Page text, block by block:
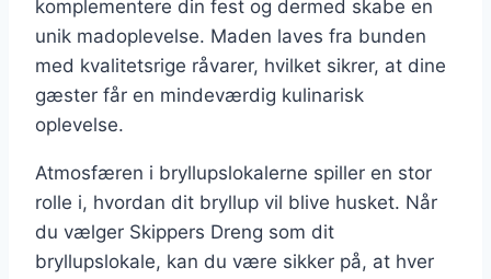
komplementere din fest og dermed skabe en
unik madoplevelse. Maden laves fra bunden
med kvalitetsrige råvarer, hvilket sikrer, at dine
gæster får en mindeværdig kulinarisk
oplevelse.
Atmosfæren i bryllupslokalerne spiller en stor
rolle i, hvordan dit bryllup vil blive husket. Når
du vælger Skippers Dreng som dit
bryllupslokale, kan du være sikker på, at hver